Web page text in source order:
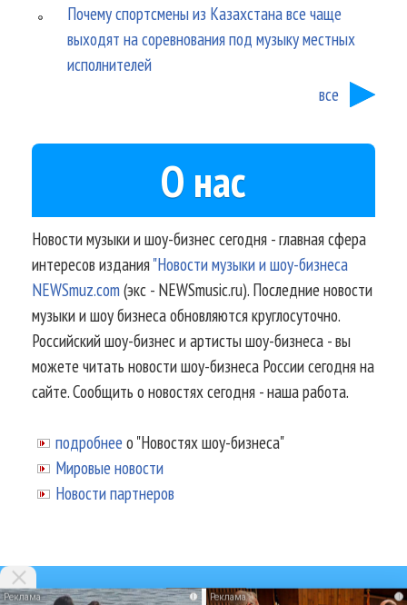
Почему спортсмены из Казахстана все чаще
выходят на соревнования под музыку местных
исполнителей
все
О нас
Новости музыки и шоу-бизнес сегодня - главная сфера
интересов издания"Новости музыки и шоу-бизнеса
NEWSmuz.com(экс - NEWSmusic.ru). Последние новости
музыки и шоу бизнеса обновляются круглосуточно.
Российский шоу-бизнес и артисты шоу-бизнеса - вы
можете читать новости шоу-бизнеса России сегодня на
сайте. Сообщить о новостях сегодня - наша работа.
подробнее о "Новостях шоу-бизнеса"
Мировые новости
Новости партнеров
i i